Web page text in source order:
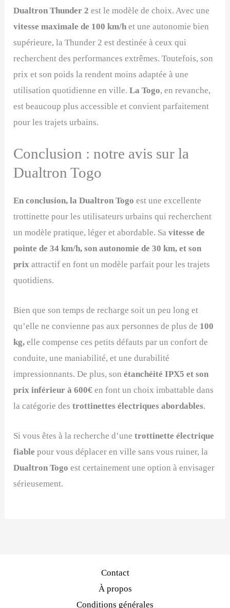
Dualtron Thunder 2 est le modèle de choix. Avec une
vitesse maximale de 100 km/h et une autonomie bien
supérieure, la Thunder 2 est destinée à ceux qui
recherchent des performances extrêmes. Toutefois, son
prix et son poids la rendent moins adaptée à une
utilisation quotidienne en ville.La Togo, en revanche,
est beaucoup plus accessible et convient parfaitement
pour les trajets urbains.
Conclusion : notre avis sur la
Dualtron Togo
En conclusion, la Dualtron Togo est une excellente
trottinette pour les utilisateurs urbains qui recherchent
un modèle pratique, léger et abordable. Savitesse de
pointe de 34 km/h, son autonomie de 30 km, et son
prix attractif en font un modèle parfait pour les trajets
quotidiens.
Bien que son temps de recharge soit un peu long et
qu’elle ne convienne pas aux personnes de plus de 100
kg, elle compense ces petits défauts par un confort de
conduite, une maniabilité, et une durabilité
impressionnants. De plus, sonétanchéité IPX5 et son
prix inférieur à 600€ en font un choix imbattable dans
la catégorie destrottinettes électriques abordables.
Si vous êtes à la recherche d’unetrottinette électrique
fiable pour vous déplacer en ville sans vous ruiner, la
Dualtron Togo est certainement une option à envisager
sérieusement.
Contact
À propos
Conditions générales